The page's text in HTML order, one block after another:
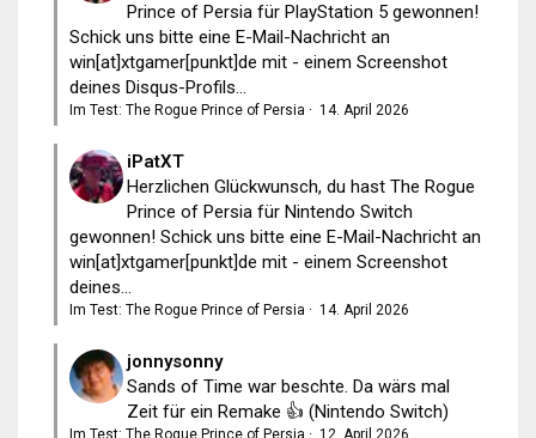
Prince of Persia für PlayStation 5 gewonnen!
Schick uns bitte eine E-Mail-Nachricht an
win[at]xtgamer[punkt]de mit - einem Screenshot
deines Disqus-Profils...
Im Test: The Rogue Prince of Persia · 14. April 2026
iPatXT
Herzlichen Glückwunsch, du hast The Rogue
Prince of Persia für Nintendo Switch
gewonnen! Schick uns bitte eine E-Mail-Nachricht an
win[at]xtgamer[punkt]de mit - einem Screenshot
deines...
Im Test: The Rogue Prince of Persia · 14. April 2026
jonnysonny
Sands of Time war beschte. Da wärs mal
Zeit für ein Remake 👍 (Nintendo Switch)